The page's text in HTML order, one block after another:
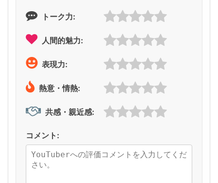
トーク力:
人間的魅力:
表現力:
熱意・情熱:
共感・親近感:
コメント: